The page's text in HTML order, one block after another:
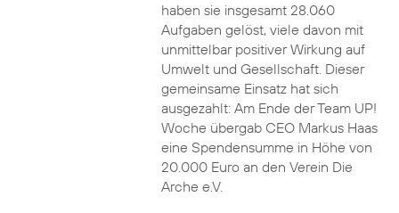
haben sie insgesamt 28.060
Aufgaben gelöst, viele davon mit
unmittelbar positiver Wirkung auf
Umwelt und Gesellschaft. Dieser
gemeinsame Einsatz hat sich
ausgezahlt: Am Ende der Team UP!
Woche übergab CEO Markus Haas
eine Spendensumme in Höhe von
20.000 Euro an den Verein Die
Arche e.V.